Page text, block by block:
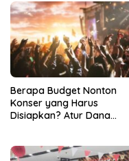
Berapa Budget Nonton
Konser yang Harus
Disiapkan? Atur Dana